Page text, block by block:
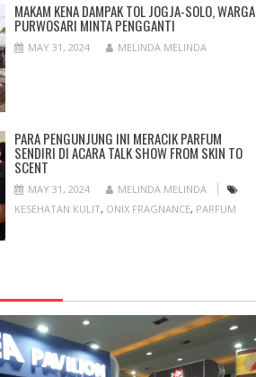
MAKAM KENA DAMPAK TOL JOGJA-SOLO, WARGA
PURWOSARI MINTA PENGGANTI
MAY 31, 2024 MELINDA MELINDA
PARA PENGUNJUNG INI MERACIK PARFUM
SENDIRI DI ACARA TALK SHOW FROM SKIN TO
SCENT
MAY 31, 2024
MELINDA MELINDA
KESEHATAN KULIT, ONIX FRAGNANCE, PARFUM